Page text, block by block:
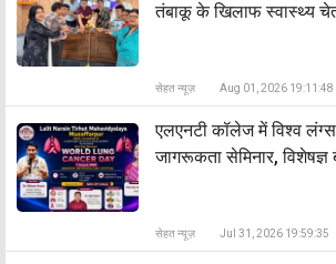
तंबाकू के खिलाफ स्वास्थ्य
सेहत न्यूज़ Aug 01, 2026 19:11:48
एलएनटी कॉलेज में विश्व
जागरूकता सेमिनार,
सेहत न्यूज़ Jul 31, 2026 19:59:35